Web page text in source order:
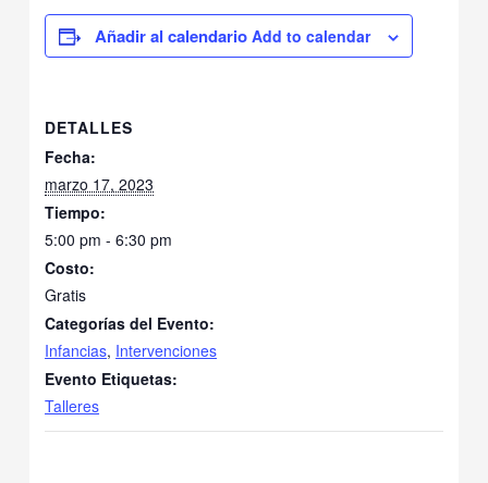
Add to calendar
DETALLES
Fecha:
marzo 17, 2023
Tiempo:
5:00 pm - 6:30 pm
Costo:
Gratis
Categorías del Evento:
Infancias, Intervenciones
Evento Etiquetas:
Talleres